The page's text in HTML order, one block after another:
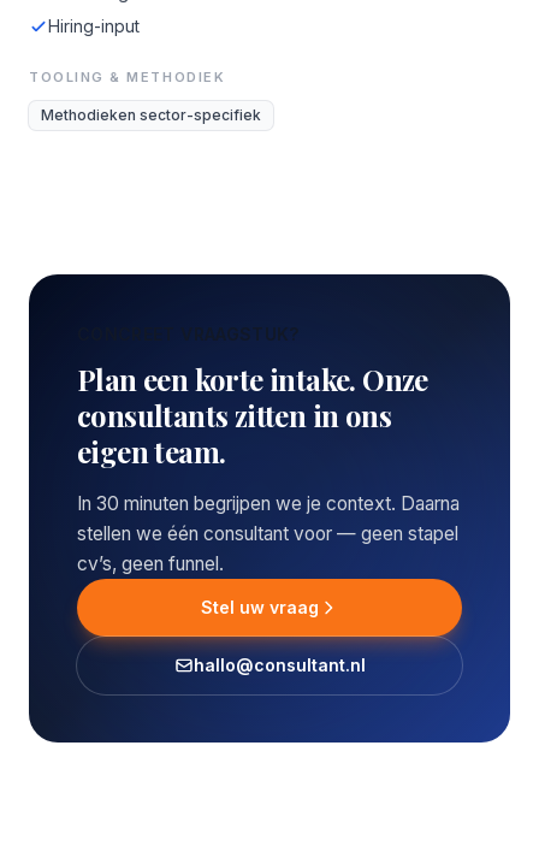
Hiring-input
TOOLING & METHODIEK
Methodieken sector-specifiek
CONCREET VRAAGSTUK?
Plan een korte intake. Onze
consultants zitten in ons
eigen team.
In 30 minuten begrijpen we je context. Daarna
stellen we één consultant voor — geen stapel
cv’s, geen funnel.
Stel uw vraag
hallo@consultant.nl